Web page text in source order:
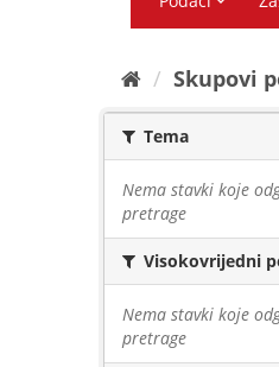
Skupovi
Tema
Nema stavki koje
pretrage
Visokovrijedni
Nema stavki koje
pretrage